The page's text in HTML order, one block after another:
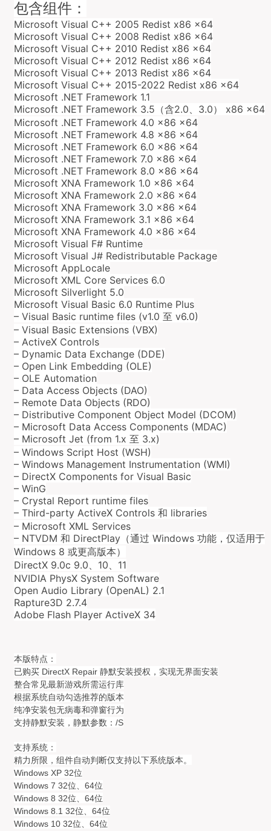
包含组件：
Microsoft Visual C++ 2005 Redist x86 x64
Microsoft Visual C++ 2008 Redist x86 x64
Microsoft Visual C++ 2010 Redist x86 x64
Microsoft Visual C++ 2012 Redist x86 x64
Microsoft Visual C++ 2013 Redist x86 x64
Microsoft Visual C++ 2015-2022 Redist x86 x64
Microsoft .NET Framework 1.1
Microsoft .NET Framework 3.5（含2.0、3.0） x86 x64
Microsoft .NET Framework 4.0 x86 x64
Microsoft .NET Framework 4.8 x86 x64
Microsoft .NET Framework 6.0 x86 x64
Microsoft .NET Framework 7.0 x86 x64
Microsoft .NET Framework 8.0 x86 x64
Microsoft XNA Framework 1.0 x86 x64
Microsoft XNA Framework 2.0 x86 x64
Microsoft XNA Framework 3.0 x86 x64
Microsoft XNA Framework 3.1 x86 x64
Microsoft XNA Framework 4.0 x86 x64
Microsoft Visual F# Runtime
Microsoft Visual J# Redistributable Package
Microsoft AppLocale
Microsoft XML Core Services 6.0
Microsoft Silverlight 5.0
Microsoft Visual Basic 6.0 Runtime Plus
– Visual Basic runtime files (v1.0 至 v6.0)
– Visual Basic Extensions (VBX)
– ActiveX Controls
– Dynamic Data Exchange (DDE)
– Open Link Embedding (OLE)
– OLE Automation
– Data Access Objects (DAO)
– Remote Data Objects (RDO)
– Distributive Component Object Model (DCOM)
– Microsoft Data Access Components (MDAC)
– Microsoft Jet (from 1.x 至 3.x)
– Windows Script Host (WSH)
– Windows Management Instrumentation (WMI)
– DirectX Components for Visual Basic
– WinG
– Crystal Report runtime files
– Third-party ActiveX Controls 和 libraries
– Microsoft XML Services
– NTVDM 和 DirectPlay（通过 Windows 功能，仅适用于
Windows 8 或更高版本）
DirectX 9.0c 9.0、10、11
NVIDIA PhysX System Software
Open Audio Library (OpenAL) 2.1
Rapture3D 2.7.4
Adobe Flash Player ActiveX 34
本版特点：
已购买 DirectX Repair 静默安装授权，实现无界面安装
整合常见最新游戏所需运行库
根据系统自动勾选推荐的版本
纯净安装包无病毒和弹窗行为
支持静默安装，静默参数：/S
支持系统：
精力所限，组件自动判断仅支持以下系统版本。
Windows XP 32位
Windows 7 32位、64位
Windows 8 32位、64位
Windows 8.1 32位、64位
Windows 10 32位、64位